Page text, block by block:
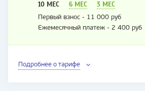
10 МЕС 6 МЕС 3 МЕС
Первый взнос - 11 000 руб
Ежемесячный платеж - 2 400 руб
Подробнее о тарифе